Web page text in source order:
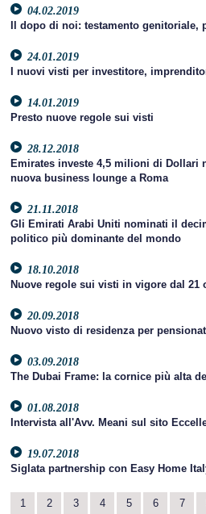
04.02.2019
Il dopo di noi: testamento genitoriale,
24.01.2019
I nuovi visti per investitore,
14.01.2019
Presto nuove regole sui visti
28.12.2018
Emirates investe 4,5 milioni di Dollari
nuova business lounge a Roma
21.11.2018
Gli Emirati Arabi Uniti nominati il
politico più dominante del mondo
18.10.2018
Nuove regole sui visti in vigore dal 21
20.09.2018
Nuovo visto di residenza per
03.09.2018
The Dubai Frame: la cornice più alta
01.08.2018
Intervista all'Avv. Meani sul sito
19.07.2018
Siglata partnership con Easy Home
1 2 3 4 5 6 7